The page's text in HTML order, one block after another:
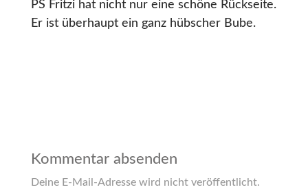
PS Fritzi hat nicht nur eine schöne Rückseite.
Er ist überhaupt ein ganz hübscher Bube.
Kommentar absenden
Deine E-Mail-Adresse wird nicht veröffentlicht.